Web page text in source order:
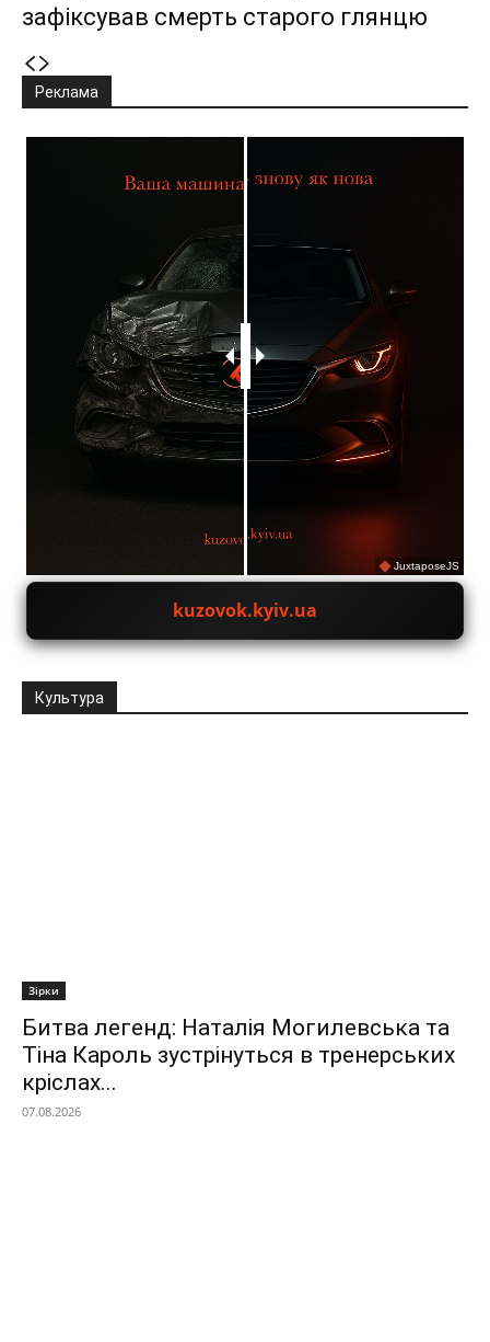
зафіксував смерть старого глянцю
Реклама
JuxtaposeJS
kuzovok.kyiv.ua
Культура
Зірки
Битва легенд: Наталія Могилевська та
Тіна Кароль зустрінуться в тренерських
кріслах...
07.08.2026